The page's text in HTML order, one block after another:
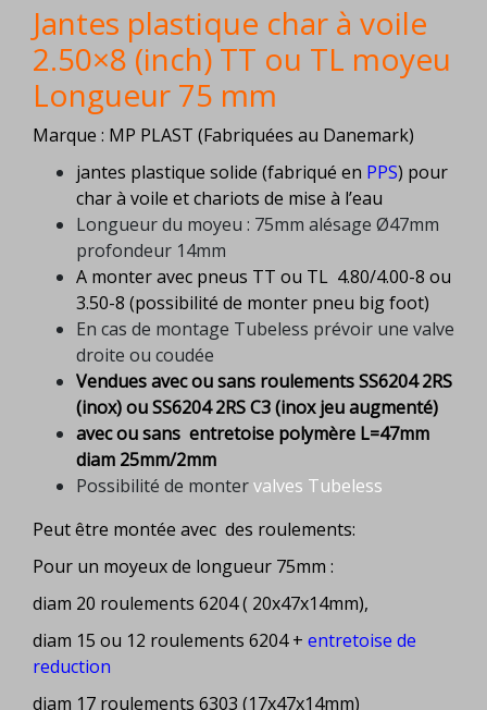
Jantes plastique char à voile
2.50×8 (inch) TT ou TL moyeu
Longueur 75 mm
Marque : MP PLAST (Fabriquées au Danemark)
jantes plastique solide (fabriqué en PPS) pour
char à voile et chariots de mise à l’eau
Longueur du moyeu : 75mm alésage Ø47mm
profondeur 14mm
A monter avec pneus TT ou TL 4.80/4.00-8 ou
3.50-8 (possibilité de monter pneu big foot)
En cas de montage Tubeless prévoir une valve
droite ou coudée
Vendues avec ou sans roulements SS6204 2RS
(inox) ou SS6204 2RS C3 (inox jeu augmenté)
avec ou sans entretoise polymère L=47mm
diam 25mm/2mm
Possibilité de montervalves Tubeless
Peut être montée avec des roulements:
Pour un moyeux de longueur 75mm :
diam 20 roulements 6204 ( 20x47x14mm),
diam 15 ou 12 roulements 6204 + entretoise de
reduction
diam 17 roulements 6303 (17x47x14mm)